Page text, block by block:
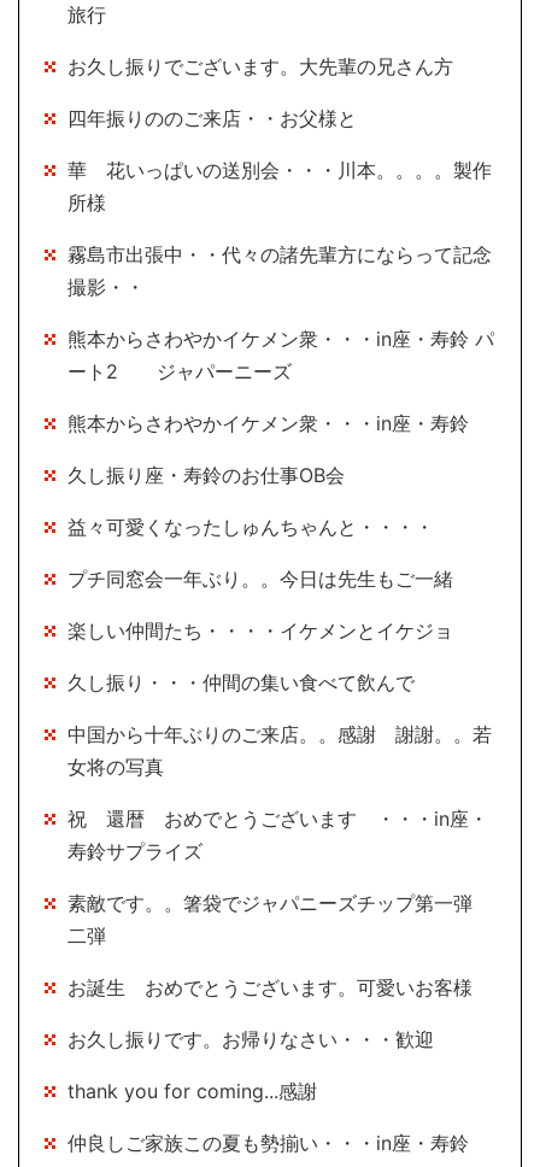
旅行
お久し振りでございます。大先輩の兄さん方
四年振りののご来店・・お父様と
華 花いっぱいの送別会・・・川本。。。。製作
所様
霧島市出張中・・代々の諸先輩方にならって記念
撮影・・
熊本からさわやかイケメン衆・・・in座・寿鈴 パ
ート2 ジャパーニーズ
熊本からさわやかイケメン衆・・・in座・寿鈴
久し振り座・寿鈴のお仕事OB会
益々可愛くなったしゅんちゃんと・・・・
プチ同窓会一年ぶり。。今日は先生もご一緒
楽しい仲間たち・・・・イケメンとイケジョ
久し振り・・・仲間の集い食べて飲んで
中国から十年ぶりのご来店。。感謝 謝謝。。若
女将の写真
祝 還暦 おめでとうございます ・・・in座・
寿鈴サプライズ
素敵です。。箸袋でジャパニーズチップ第一弾
二弾
お誕生 おめでとうございます。可愛いお客様
お久し振りです。お帰りなさい・・・歓迎
thank you for coming...感謝
仲良しご家族この夏も勢揃い・・・in座・寿鈴